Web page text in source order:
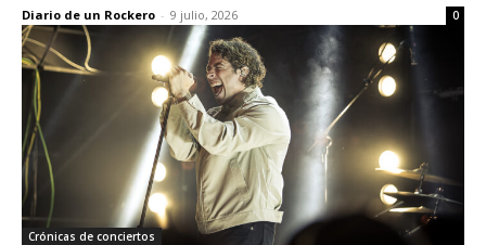
Diario de un Rockero - 9 julio, 2026 0
Crónicas de conciertos